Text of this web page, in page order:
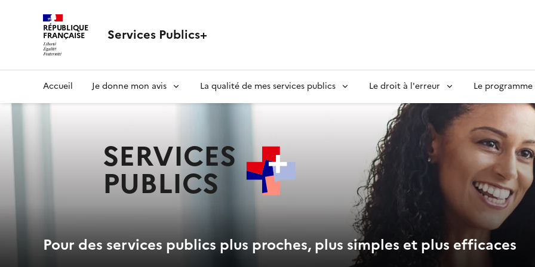
RÉPUBLIQUE
FRANÇAISE Services Publics+
principaleAccueil Je donne mon avis La qualité de mes services publics Le droit à l'erreur Le programme
SERVICES
PUBLICS
Pour des services publics plus proches, plus simples et plus efficaces